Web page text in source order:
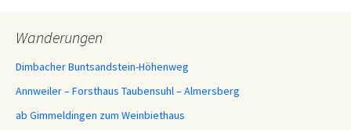
Wanderungen
Dimbacher Buntsandstein-Höhenweg
Annweiler – Forsthaus Taubensuhl – Almersberg
ab Gimmeldingen zum Weinbiethaus